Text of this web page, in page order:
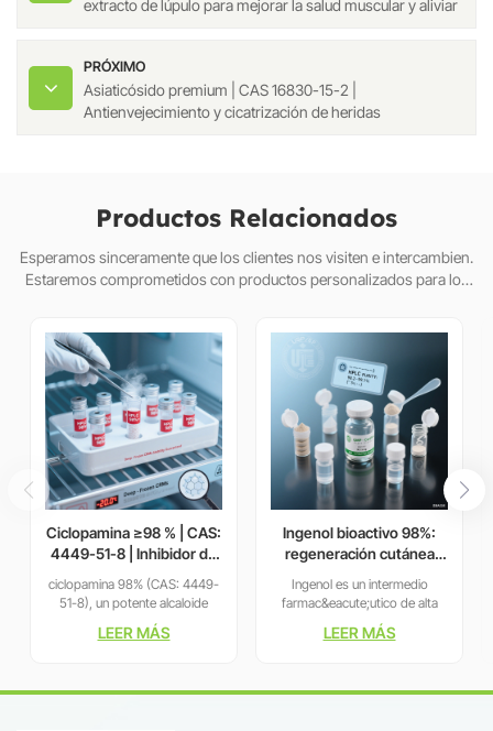
extracto de lúpulo para mejorar la salud muscular y aliviar
PRÓXIMO
Asiaticósido premium | CAS 16830-15-2 |
Antienvejecimiento y cicatrización de heridas
Productos Relacionados
Esperamos sinceramente que los clientes nos visiten e intercambien.
Estaremos comprometidos con productos personalizados para los
Ciclopamina ≥98 % | CAS:
4449-51-8 | Inhibidor de
la vía Hedgehog dirigida
ciclopamina 98% (CAS: 4449-
51-8), un potente alcaloide
esteroide que se dirige a la
v&iacute;a Hedgehog, inhibe
Este inhibidor de grado
LEER MÁS
Ingenol bioactivo 98%:
regeneración cutánea
clínicamente probada y
poder antitumoral
Ingenol es un intermedio
farmac&eacute;utico de alta
pureza derivado de fuentes
vegetales naturales. Nuestro
control de calidad, lo que
LEER MÁS